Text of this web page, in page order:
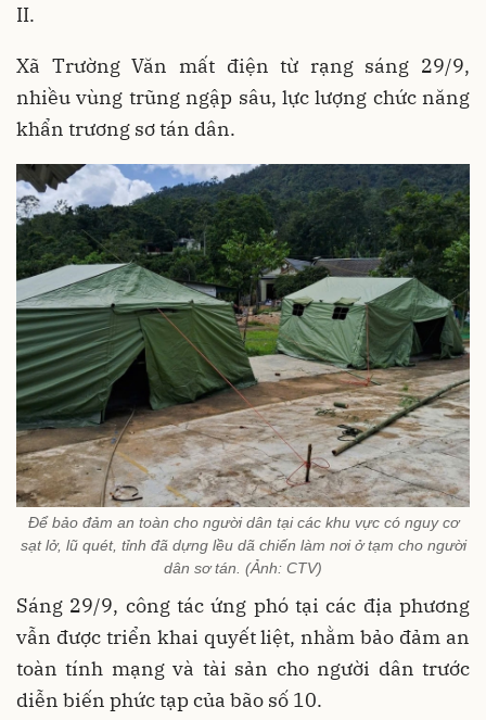
II.
Xã Trường Văn mất điện từ rạng sáng 29/9,
nhiều vùng trũng ngập sâu, lực lượng chức năng
khẩn trương sơ tán dân.
Để bảo đảm an toàn cho người dân tại các khu vực có nguy cơ
sạt lở, lũ quét, tỉnh đã dựng lều dã chiến làm nơi ở tạm cho người
dân sơ tán. (Ảnh: CTV)
Sáng 29/9, công tác ứng phó tại các địa phương
vẫn được triển khai quyết liệt, nhằm bảo đảm an
toàn tính mạng và tài sản cho người dân trước
diễn biến phức tạp của bão số 10.